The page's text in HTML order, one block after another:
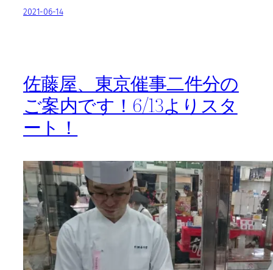
2021-06-14
佐藤屋、東京催事二件分の
ご案内です！6/13よりスタ
ート！